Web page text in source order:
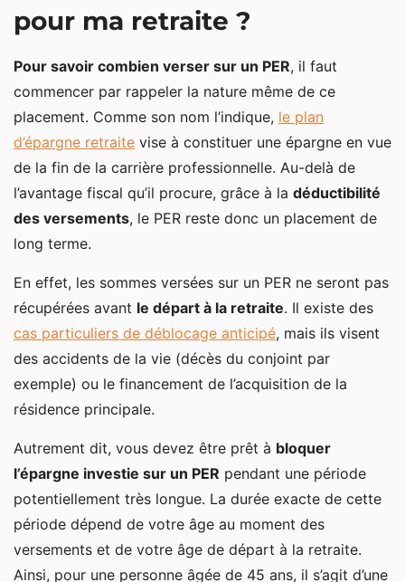
impôts ?
Le plafond d’épargne retraite
Selon votre taux marginal d’imposition et vos revenus
pour ma retraite ?
Pour savoir combien verser sur un PER, il faut
commencer par rappeler la nature même de ce
placement. Comme son nom l’indique, le plan
d’épargne retraite vise à constituer une épargne en vue
de la fin de la carrière professionnelle. Au-delà de
l’avantage fiscal qu’il procure, grâce à la déductibilité
des versements, le PER reste donc un placement de
long terme.
En effet, les sommes versées sur un PER ne seront pas
récupérées avant le départ à la retraite. Il existe des
cas particuliers de déblocage anticipé, mais ils visent
des accidents de la vie (décès du conjoint par
exemple) ou le financement de l’acquisition de la
résidence principale.
Autrement dit, vous devez être prêt à bloquer
l’épargne investie sur un PER pendant une période
potentiellement très longue. La durée exacte de cette
période dépend de votre âge au moment des
versements et de votre âge de départ à la retraite.
Ainsi, pour une personne âgée de 45 ans, il s’agit d’une